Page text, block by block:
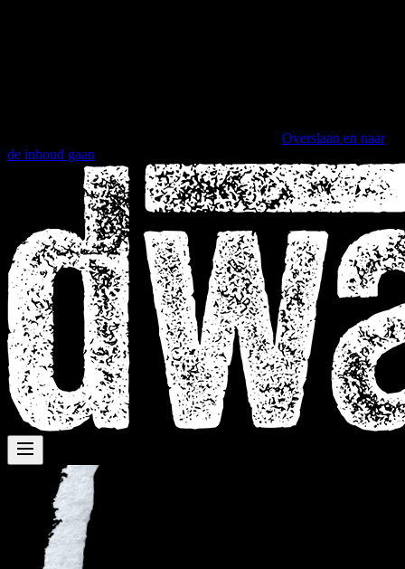
Overslaan en naar
de inhoud gaan